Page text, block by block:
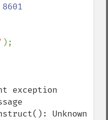
exception
Unknown